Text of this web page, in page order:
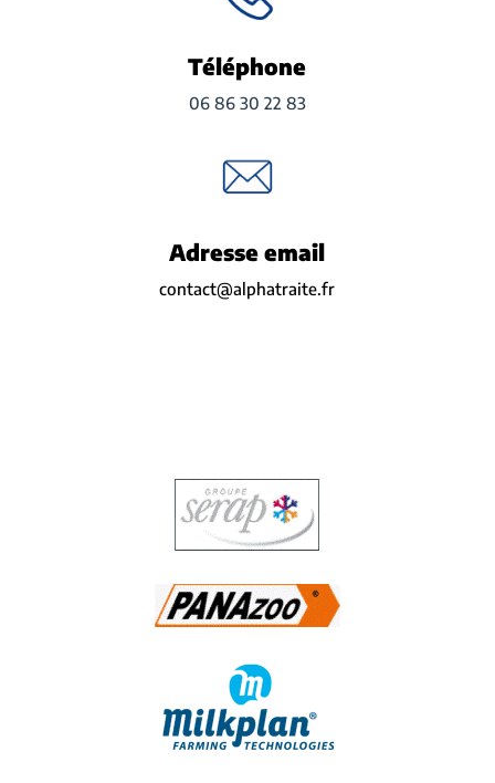
Téléphone
06 86 30 22 83
Adresse email
contact@alphatraite.fr